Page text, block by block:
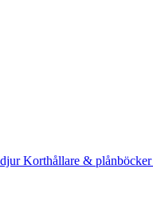
Korthållare & plånböcker